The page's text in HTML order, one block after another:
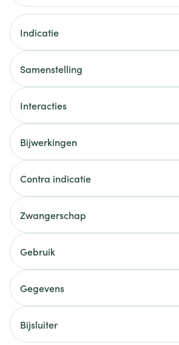
Indicatie
Samenstelling
Interacties
Bijwerkingen
Contra indicatie
Zwangerschap
Gebruik
Gegevens
Bijsluiter